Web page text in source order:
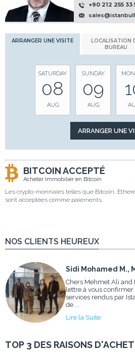
+90 212 255 33
ARRANGER UNE VISITE
LOCALISATION
BUREAU
SATURDAY
08
AUG
SUNDAY
09
AUG
BITCOIN ACCEPTÉ
Acheter Immobilier en Bitcoin
Les crypto-monnaies telles que Bitcoin,
sont acceptées comme paiements.
NOS CLIENTS HEUREUX
Sidi Mohamed M.,
Chers Mehmet Ali and
lettre à vous
services rendus par
de ...
Lire la Suite
TOP 3 DES RAISONS